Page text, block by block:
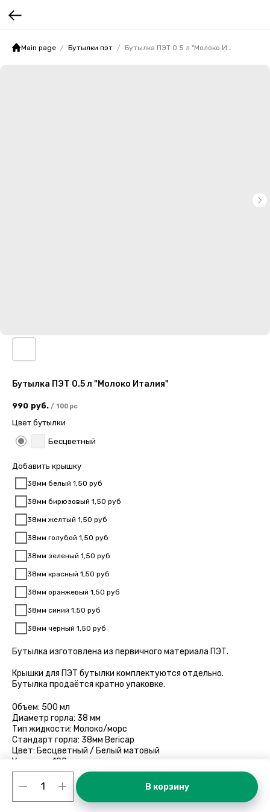
Main page Бутылки пэт
Бутылка ПЭТ 0.5 л "Молоко Италия"
990 руб. / 100 pc
Цвет бутылки
Бесцветный
Добавить крышку
38мм белый 1,50 руб
38мм бирюзовый 1,50 руб
38мм желтый 1,50 руб
38мм голубой 1,50 руб
38мм зеленый 1,50 руб
38мм красный 1,50 руб
38мм оранжевый 1,50 руб
38мм синий 1,50 руб
38мм черный 1,50 руб
В корзину
Бутылка изготовлена из первичного материала ПЭТ.
Крышки для ПЭТ бутылки комплектуются отдельно.
Бутылка продаётся кратно упаковке.
Объем: 500 мл
Диаметр горла: 38 мм
Тип жидкости: Молоко/морс
Стандарт горла: 38мм Bericap
Цвет: Бесцветный / Белый матовый
Упаковка: 100шт
Размер упаковки: 65см х 65см х 20см